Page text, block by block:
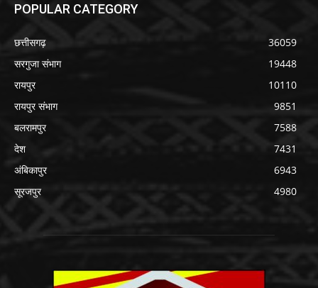
POPULAR CATEGORY
छत्तीसगढ़
36059
सरगुजा संभाग
19448
रायपुर
10110
रायपुर संभाग
9851
बलरामपुर
7588
देश
7431
अंबिकापुर
6943
सूरजपुर
4980